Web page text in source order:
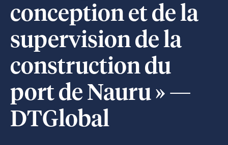
conception et de la
supervision de la
construction du
port de Nauru » —
DTGlobal